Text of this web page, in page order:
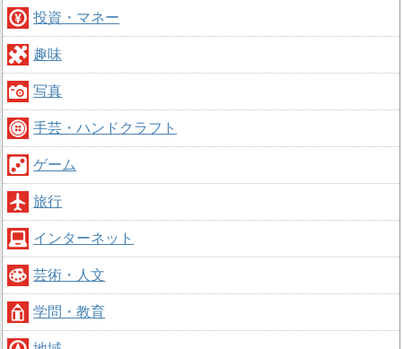
投資・マネー
趣味
写真
手芸・ハンドクラフト
ゲーム
旅行
インターネット
芸術・人文
学問・教育